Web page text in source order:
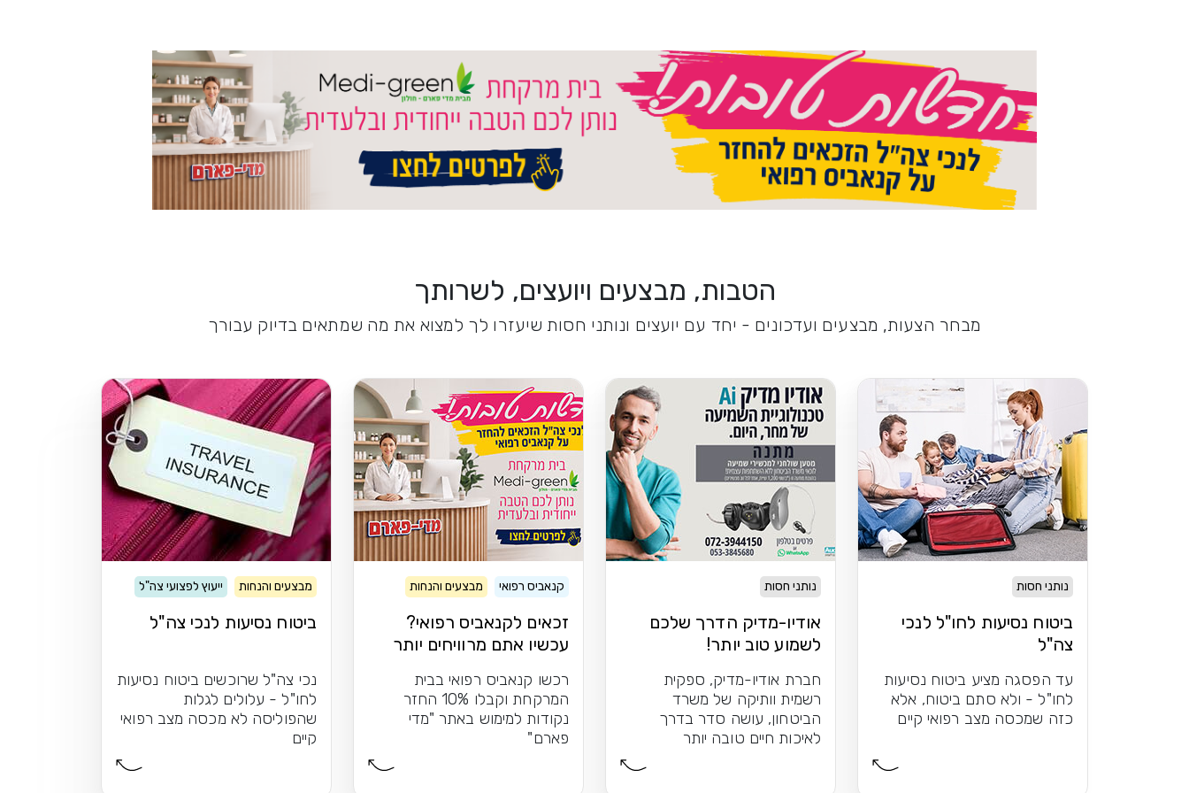
הטבות, מבצעים ויועצים, לשרותך
מבחר הצעות, מבצעים ועדכונים - יחד עם יועצים ונותני חסות שיעזרו לך למצוא את מה שמתאים בדיוק עבורך
נותני חסות
ביטוח נסיעות לחו"ל לנכי
צה"ל
עד הפסגה מציע ביטוח נסיעות
לחו"ל - ולא סתם ביטוח, אלא
כזה שמכסה מצב רפואי קיים
נותני חסות
אודיו-מדיק הדרך שלכם
לשמוע טוב יותר!
חברת אודיו-מדיק, ספקית
רשמית וותיקה של משרד
הביטחון, עושה סדר בדרך
לאיכות חיים טובה יותר
קנאביס רפואי מבצעים והנחות
זכאים לקנאביס רפואי?
עכשיו אתם מרוויחים יותר
רכשו קנאביס רפואי בבית
המרקחת וקבלו 10% החזר
נקודות למימוש באתר "מדי
פארם"
מבצעים והנחות ייעוץ לפצועי צה"ל
ביטוח נסיעות לנכי צה"ל
נכי צה"ל שרוכשים ביטוח נסיעות
לחו"ל - עלולים לגלות
שהפוליסה לא מכסה מצב רפואי
קיים